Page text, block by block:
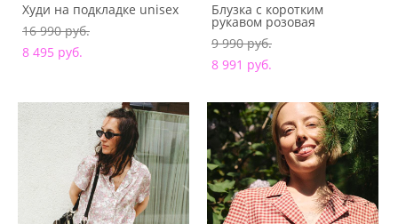
Худи на подкладке unisex
16 990 pуб.
8 495 pуб.
Блузка с коротким
рукавом розовая
9 990 pуб.
8 991 pуб.